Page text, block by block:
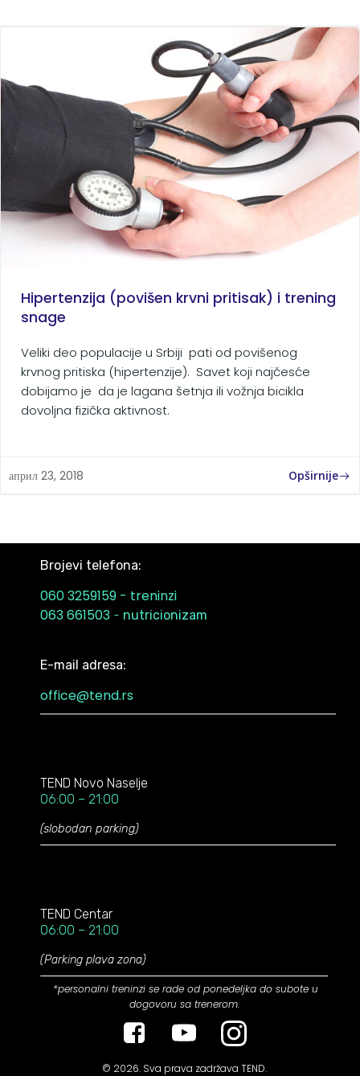
Hipertenzija (povišen krvni pritisak) i trening
snage
Veliki deo populacije u Srbiji pati od povišenog
krvnog pritiska (hipertenzije). Savet koji najčesće
dobijamo je da je lagana šetnja ili vožnja bicikla
dovoljna fizička aktivnost.
април 23, 2018 Opširnije
Brojevi telefona:
060 3259159 - treninzi
063 661503 - nutricionizam
E-mail adresa:
office@tend.rs
TEND Novo Naselje
06:00 – 21:00
(slobodan parking)
TEND Centar
06:00 – 21:00
(Parking plava zona)
*personalni treninzi se rade od ponedeljka do subote u
dogovoru sa trenerom.
© 2026. Sva prava zadržava TEND.